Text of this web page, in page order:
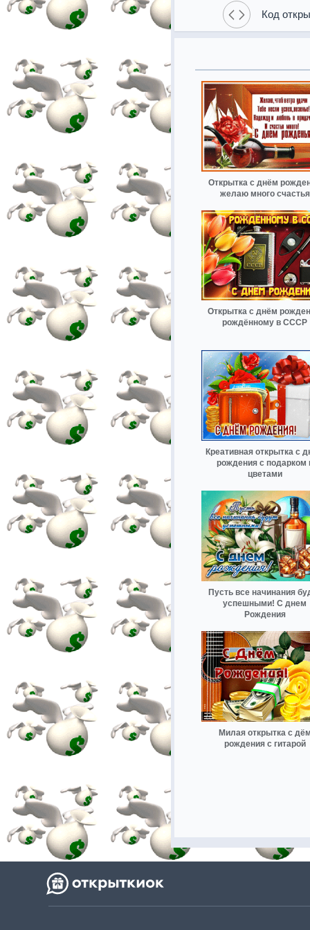
Код
Открытка с днём
желаю много счастья
Открытка с днём
рождённому в СССР
Креативная открытка с
рождения с подарком
цветами
Пусть все начинания
успешными! С днем
Рождения
Милая открытка с
рождения с гитарой